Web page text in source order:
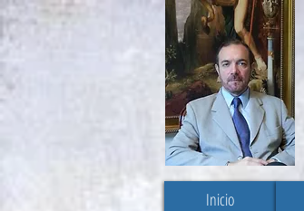
Inicio